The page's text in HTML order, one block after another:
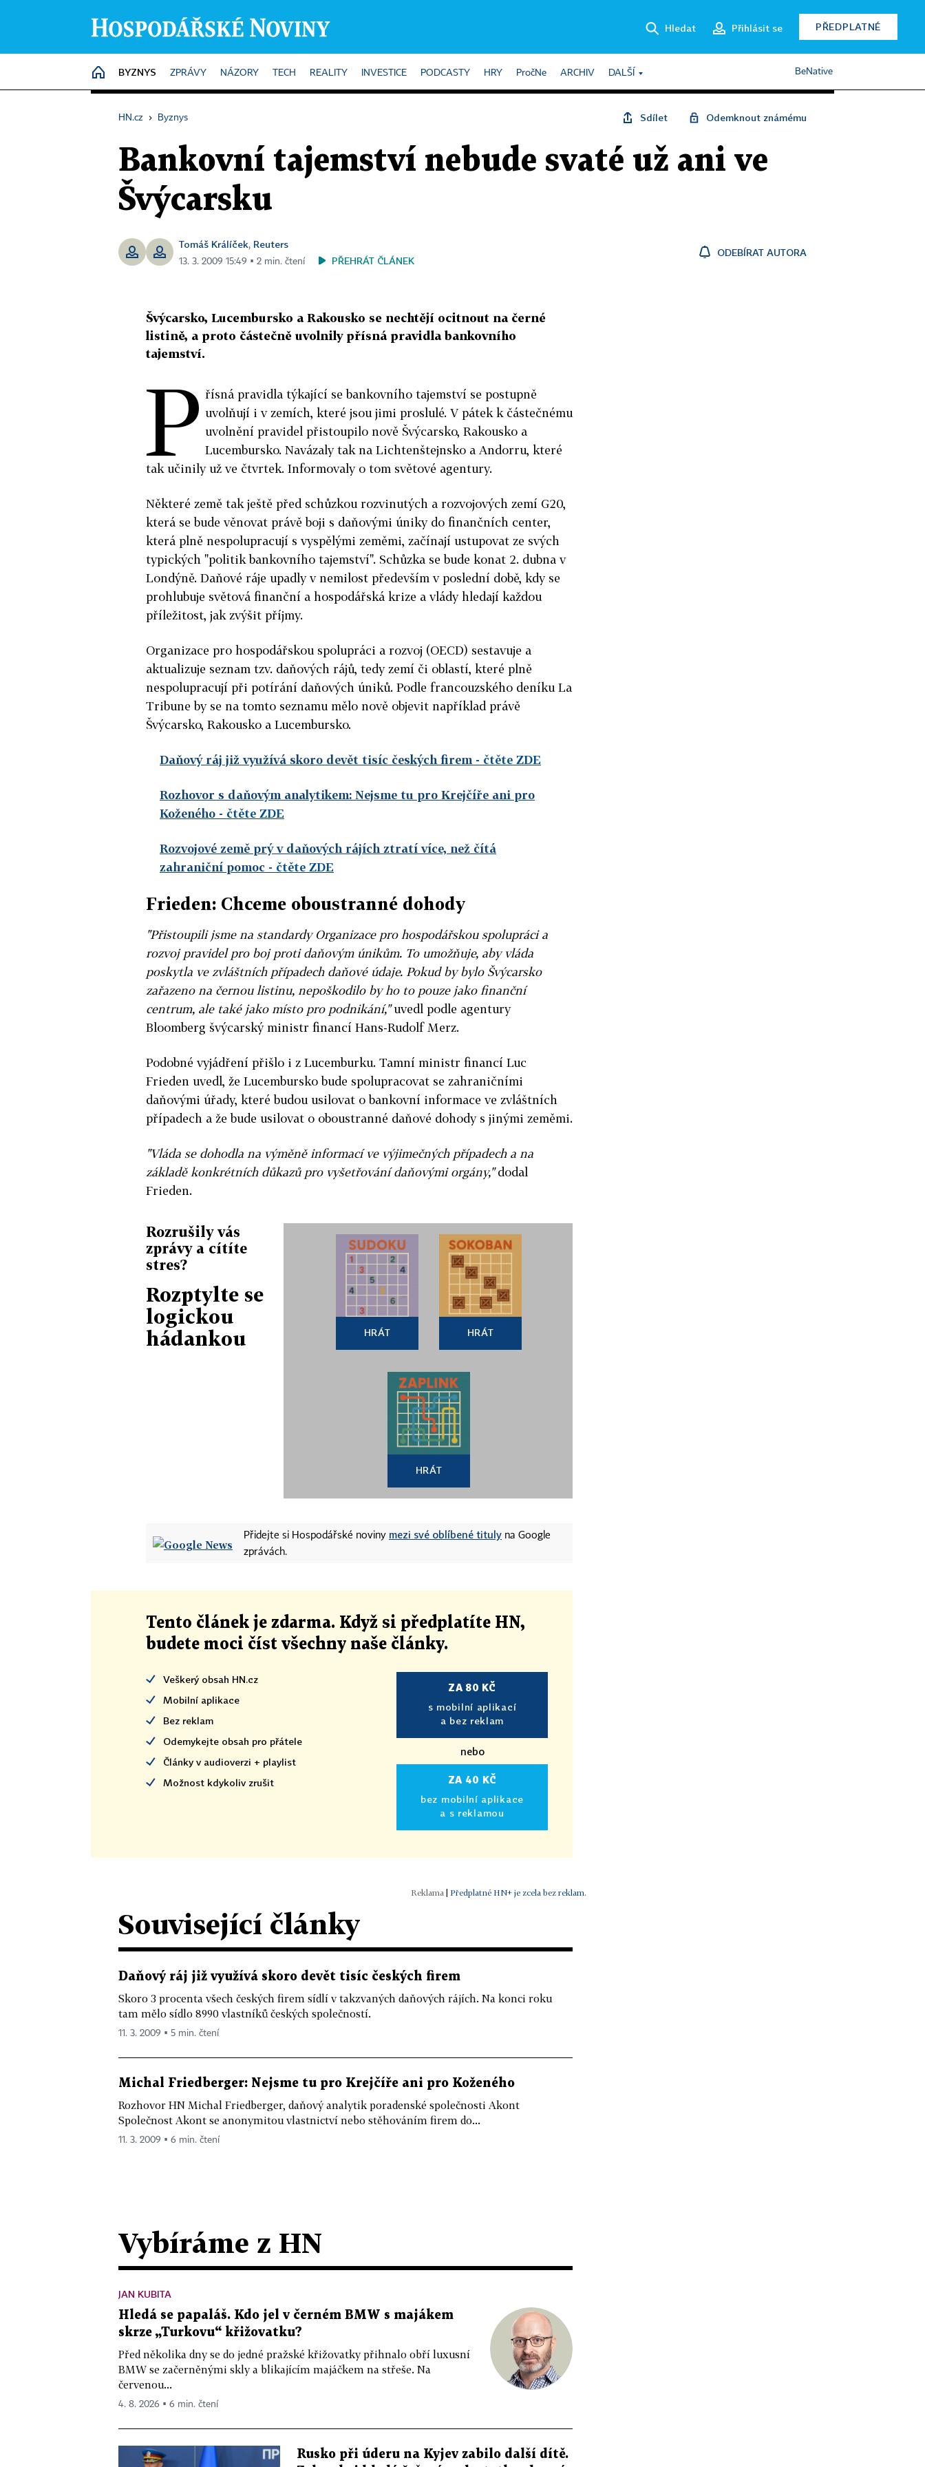
Hledat Přihlásit se PŘEDPLATNÉ
HOME
BYZNYS ZPRÁVY NÁZORY TECH REALITY INVESTICE PODCASTY HRY PročNe ARCHIV DALŠÍ BeNative
HN.cz › Byznys Sdílet Odemknout známému
Bankovní tajemství nebude svaté už ani ve
Švýcarsku
Tomáš Králíček, Reuters
13. 3. 2009 15:49 ▪ 2 min. čtení PŘEHRÁT ČLÁNEK
ODEBÍRAT AUTORA
Švýcarsko, Lucembursko a Rakousko se nechtějí ocitnout na černé
listině, a proto částečně uvolnily přísná pravidla bankovního
tajemství.
P řísná pravidla týkající se bankovního tajemství se postupně
uvolňují i v zemích, které jsou jimi proslulé. V pátek k částečnému
uvolnění pravidel přistoupilo nově Švýcarsko, Rakousko a
Lucembursko. Navázaly tak na Lichtenštejnsko a Andorru, které
tak učinily už ve čtvrtek. Informovaly o tom světové agentury.
Některé země tak ještě před schůzkou rozvinutých a rozvojových zemí G20,
která se bude věnovat právě boji s daňovými úniky do finančních center,
která plně nespolupracují s vyspělými zeměmi, začínají ustupovat ze svých
typických "politik bankovního tajemství". Schůzka se bude konat 2. dubna v
Londýně. Daňové ráje upadly v nemilost především v poslední době, kdy se
prohlubuje světová finanční a hospodářská krize a vlády hledají každou
příležitost, jak zvýšit příjmy.
Organizace pro hospodářskou spolupráci a rozvoj (OECD) sestavuje a
aktualizuje seznam tzv. daňových rájů, tedy zemí či oblastí, které plně
nespolupracují při potírání daňových úniků. Podle francouzského deníku La
Tribune by se na tomto seznamu mělo nově objevit například právě
Švýcarsko, Rakousko a Lucembursko.
Daňový ráj již využívá skoro devět tisíc českých firem - čtěte ZDE
Rozhovor s daňovým analytikem: Nejsme tu pro Krejčíře ani pro
Koženého - čtěte ZDE
Rozvojové země prý v daňových rájích ztratí více, než čítá
zahraniční pomoc - čtěte ZDE
Frieden: Chceme oboustranné dohody
"Přistoupili jsme na standardy Organizace pro hospodářskou spolupráci a
rozvoj pravidel pro boj proti daňovým únikům. To umožňuje, aby vláda
poskytla ve zvláštních případech daňové údaje. Pokud by bylo Švýcarsko
zařazeno na černou listinu, nepoškodilo by ho to pouze jako finanční
centrum, ale také jako místo pro podnikání,"uvedl podle agentury
Bloomberg švýcarský ministr financí Hans-Rudolf Merz.
Podobné vyjádření přišlo i z Lucemburku. Tamní ministr financí Luc
Frieden uvedl, že Lucembursko bude spolupracovat se zahraničními
daňovými úřady, které budou usilovat o bankovní informace ve zvláštních
případech a že bude usilovat o oboustranné daňové dohody s jinými zeměmi.
"Vláda se dohodla na výměně informací ve výjimečných případech a na
základě konkrétních důkazů pro vyšetřování daňovými orgány,"dodal
Frieden.
Rozrušily vás
zprávy a cítíte
stres?
Rozptylte se
logickou
hádankou
HRÁT HRÁT
HRÁT
Přidejte si Hospodářské noviny mezi své oblíbené tituly na Google
zprávách.
Tento článek je zdarma. Když si předplatíte HN,
budete moci číst všechny naše články.
Veškerý obsah HN.cz
Mobilní aplikace
Bez reklam
Odemykejte obsah pro přátele
Články v audioverzi + playlist
Možnost kdykoliv zrušit
ZA 80 KČ
s mobilní aplikací
a bez reklam
nebo
ZA 40 KČ
bez mobilní aplikace
a s reklamou
Předplatné HN+ je zcela bez reklam.
Související články
Daňový ráj již využívá skoro devět tisíc českých firem
Skoro 3 procenta všech českých firem sídlí v takzvaných daňových rájích. Na konci roku
tam mělo sídlo 8990 vlastníků českých společností.
11. 3. 2009 ▪ 5 min. čtení
Michal Friedberger: Nejsme tu pro Krejčíře ani pro Koženého
Rozhovor HN Michal Friedberger, daňový analytik poradenské společnosti Akont
Společnost Akont se anonymitou vlastnictví nebo stěhováním firem do...
11. 3. 2009 ▪ 6 min. čtení
Vybíráme z HN
JAN KUBITA
Hledá se papaláš. Kdo jel v černém BMW s majákem
skrze „Turkovu“ křižovatku?
Před několika dny se do jedné pražské křižovatky přihnalo obří luxusní
BMW se začerněnými skly a blikajícím majáčkem na střeše. Na
červenou...
4. 8. 2026 ▪ 6 min. čtení
Rusko při úderu na Kyjev zabilo další dítě.